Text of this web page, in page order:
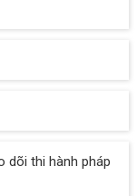
dõi thi hành pháp